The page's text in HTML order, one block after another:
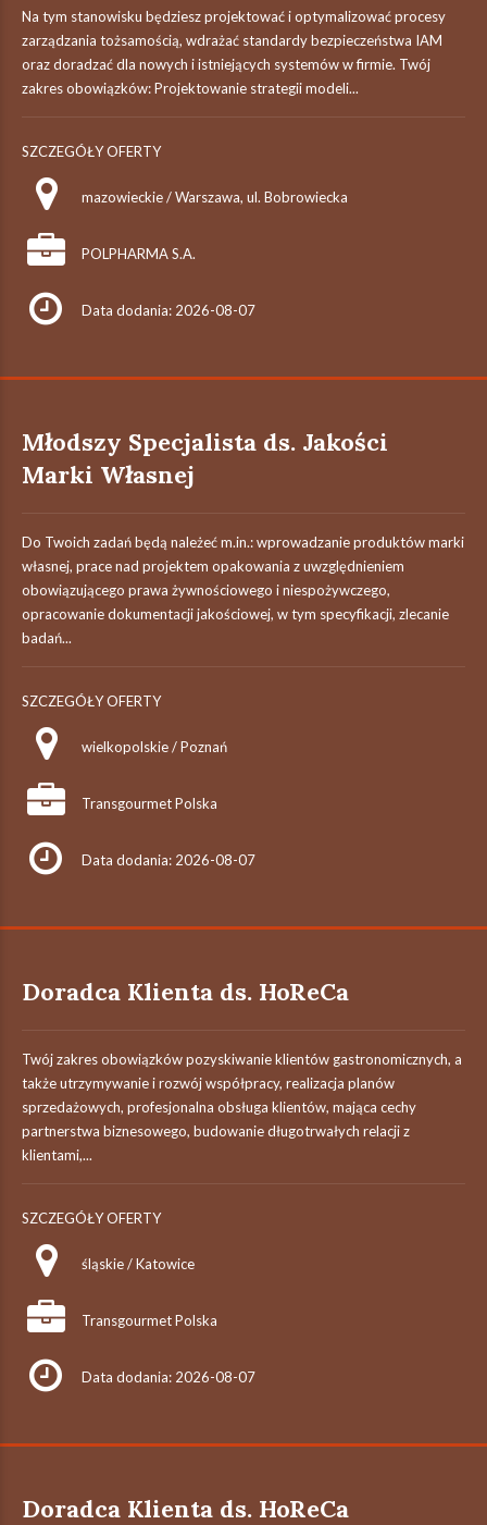
Na tym stanowisku będziesz projektować i optymalizować procesy
zarządzania tożsamością, wdrażać standardy bezpieczeństwa IAM
oraz doradzać dla nowych i istniejących systemów w firmie. Twój
zakres obowiązków: Projektowanie strategii modeli...
SZCZEGÓŁY OFERTY
mazowieckie / Warszawa, ul. Bobrowiecka
POLPHARMA S.A.
Data dodania: 2026-08-07
Młodszy Specjalista ds. Jakości
Marki Własnej
Do Twoich zadań będą należeć m.in.: wprowadzanie produktów marki
własnej, prace nad projektem opakowania z uwzględnieniem
obowiązującego prawa żywnościowego i niespożywczego,
opracowanie dokumentacji jakościowej, w tym specyfikacji, zlecanie
badań...
SZCZEGÓŁY OFERTY
wielkopolskie / Poznań
Transgourmet Polska
Data dodania: 2026-08-07
Doradca Klienta ds. HoReCa
Twój zakres obowiązków pozyskiwanie klientów gastronomicznych, a
także utrzymywanie i rozwój współpracy, realizacja planów
sprzedażowych, profesjonalna obsługa klientów, mająca cechy
partnerstwa biznesowego, budowanie długotrwałych relacji z
klientami,...
SZCZEGÓŁY OFERTY
śląskie / Katowice
Transgourmet Polska
Data dodania: 2026-08-07
Doradca Klienta ds. HoReCa